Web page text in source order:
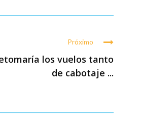
Próximo
los vuelos tanto
de cabotaje ...